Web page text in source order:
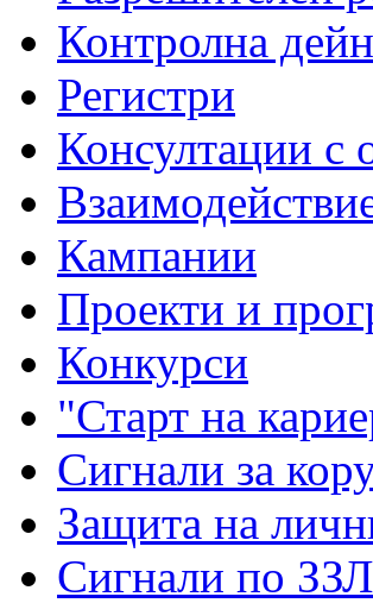
Контролна
Регистри
Консултации с
Кампании
Проекти и
Конкурси
"Старт на
Сигнали за
Защита на
Сигнали по